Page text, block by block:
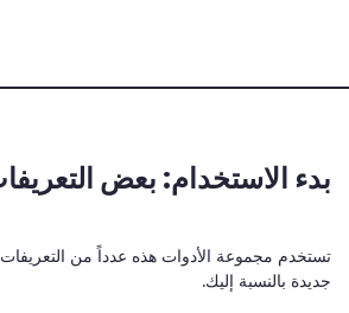
بدء الاستخدام: بعض
تستخدم مجموعة الأدوات هذه عدداً من التعريفات
جديدة بالنسبة إليك.